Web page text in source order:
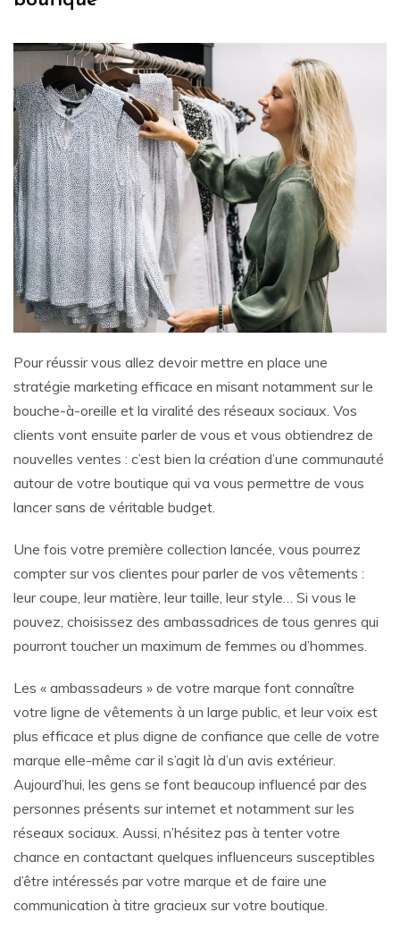
Pour réussir vous allez devoir mettre en place une
stratégie marketing efficace en misant notamment sur le
bouche-à-oreille et la viralité des réseaux sociaux. Vos
clients vont ensuite parler de vous et vous obtiendrez de
nouvelles ventes : c’est bien la création d’une communauté
autour de votre boutique qui va vous permettre de vous
lancer sans de véritable budget.
Une fois votre première collection lancée, vous pourrez
compter sur vos clientes pour parler de vos vêtements :
leur coupe, leur matière, leur taille, leur style… Si vous le
pouvez, choisissez des ambassadrices de tous genres qui
pourront toucher un maximum de femmes ou d’hommes.
Les « ambassadeurs » de votre marque font connaître
votre ligne de vêtements à un large public, et leur voix est
plus efficace et plus digne de confiance que celle de votre
marque elle-même car il s’agit là d’un avis extérieur.
Aujourd’hui, les gens se font beaucoup influencé par des
personnes présents sur internet et notamment sur les
réseaux sociaux. Aussi, n’hésitez pas à tenter votre
chance en contactant quelques influenceurs susceptibles
d’être intéressés par votre marque et de faire une
communication à titre gracieux sur votre boutique.